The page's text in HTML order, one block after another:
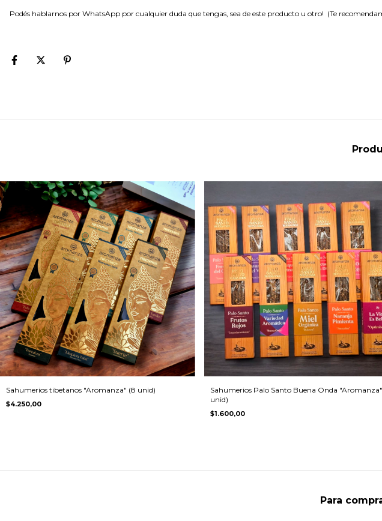
Podés hablarnos por WhatsApp por cualquier duda que tengas, sea de este producto u otro! (Te
Sahumerios tibetanos "Aromanza" (8 unid)
$4.250,00
Sahumerios Palo Santo Buena Onda
unid)
$1.600,00
Para